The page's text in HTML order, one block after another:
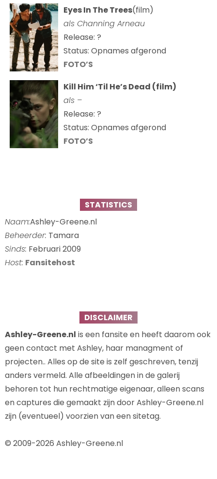
Eyes In The Trees(film)
als Channing Arneau
Release: ?
Status: Opnames afgerond
FOTO’S
Kill Him ‘Til He’s Dead (film)
als –
Release: ?
Status: Opnames afgerond
FOTO’S
STATISTICS
Naam:Ashley-Greene.nl
Beheerder: Tamara
Sinds: Februari 2009
Host: Fansitehost
DISCLAIMER
Ashley-Greene.nl is een fansite en heeft daarom ook
geen contact met Ashley, haar managment of
projecten.. Alles op de site is zelf geschreven, tenzij
anders vermeld. Alle afbeeldingen in de galerij
behoren tot hun rechtmatige eigenaar, alleen scans
en captures die gemaakt zijn door Ashley-Greene.nl
zijn (eventueel) voorzien van een sitetag.
© 2009-2026 Ashley-Greene.nl